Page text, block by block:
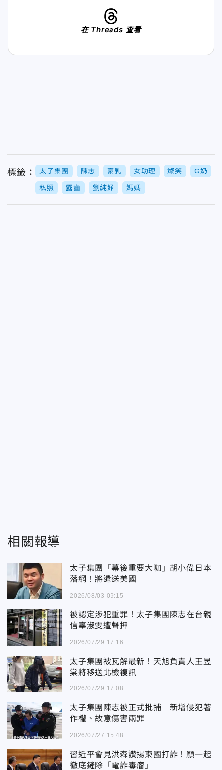
在 Threads 查看
標籤： 太子集團 陳志 豪乳 女助理 燦笑 G奶
私照 露齒 劉純妤 媽媽
相關報導
太子集團「幕後重要大咖」胡小偉日本
落網！將遣送美國
2026/08/03 09:15
被認定涉犯重罪！太子集團陳志在台親
信辜淑雯遭聲押
2026/07/29 17:16
太子集團被瓦解最新！天旭負責人王昱
棠將移送北檢複訊
2026/07/29 17:08
太子集團陳志被正式批捕 新增侵犯著
作權、故意傷害兩罪
2026/07/27 15:48
習近平會見洪森讚揚柬國打詐！願一起
徹底鏟除「電詐毒瘤」